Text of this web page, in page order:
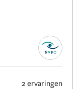
2 ervaringen